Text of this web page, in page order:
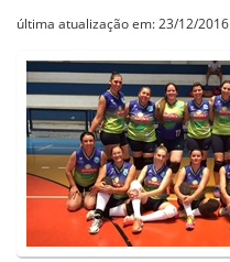
última atualização em: 23/12/2016